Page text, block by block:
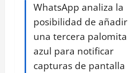
WhatsApp analiza la
posibilidad de añadir
una tercera palomita
azul para notificar
capturas de pantalla